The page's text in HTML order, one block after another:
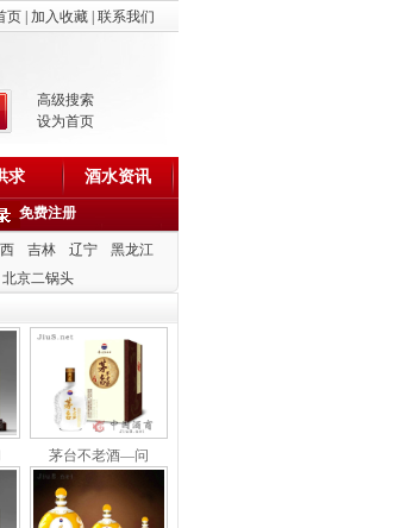
页 加入收藏 联系我们
高级搜索
设为首页
求 酒水资讯
免费注册
吉林 辽宁
黑龙江
北京二锅头
茅台不老酒—问